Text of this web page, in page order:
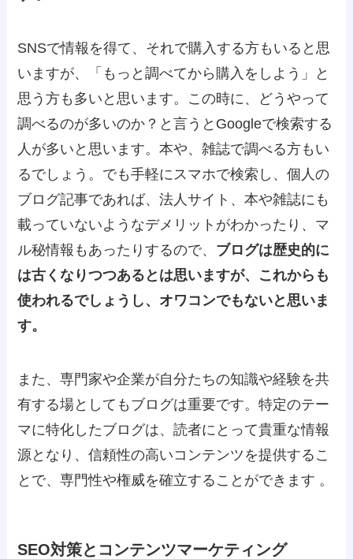
SNSで情報を得て、それで購入する方もいると思
いますが、「もっと調べてから購入をしよう」と
思う方も多いと思います。この時に、どうやって
調べるのが多いのか？と言うとGoogleで検索する
人が多いと思います。本や、雑誌で調べる方もい
るでしょう。でも手軽にスマホで検索し、個人の
ブログ記事であれば、法人サイト、本や雑誌にも
載っていないようなデメリットがわかったり、マ
ル秘情報もあったりするので、 ブログは歴史的に
は古くなりつつあるとは思いますが、これからも
使われるでしょうし、オワコンでもないと思いま
す。
また、専門家や企業が自分たちの知識や経験を共
有する場としてもブログは重要です。特定のテー
マに特化したブログは、読者にとって貴重な情報
源となり、信頼性の高いコンテンツを提供するこ
とで、専門性や権威を確立することができます 。
SEO対策とコンテンツマーケティング